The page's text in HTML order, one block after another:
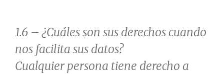
1.6 – ¿Cuáles son sus derechos cuando
nos facilita sus datos?
Cualquier persona tiene derecho a